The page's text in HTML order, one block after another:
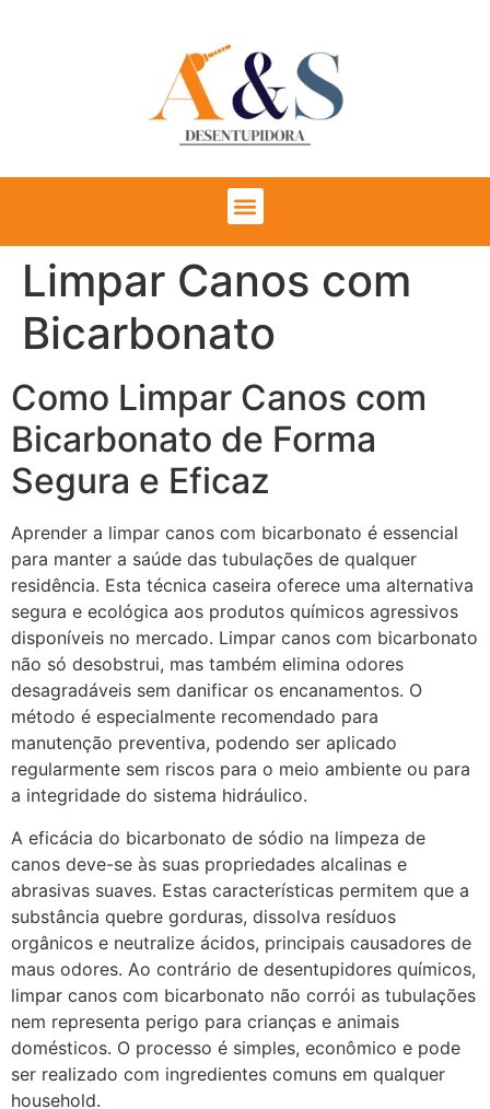
Limpar Canos com
Bicarbonato
Como Limpar Canos com
Bicarbonato de Forma
Segura e Eficaz
Aprender a limpar canos com bicarbonato é essencial
para manter a saúde das tubulações de qualquer
residência. Esta técnica caseira oferece uma alternativa
segura e ecológica aos produtos químicos agressivos
disponíveis no mercado. Limpar canos com bicarbonato
não só desobstrui, mas também elimina odores
desagradáveis sem danificar os encanamentos. O
método é especialmente recomendado para
manutenção preventiva, podendo ser aplicado
regularmente sem riscos para o meio ambiente ou para
a integridade do sistema hidráulico.
A eficácia do bicarbonato de sódio na limpeza de
canos deve-se às suas propriedades alcalinas e
abrasivas suaves. Estas características permitem que a
substância quebre gorduras, dissolva resíduos
orgânicos e neutralize ácidos, principais causadores de
maus odores. Ao contrário de desentupidores químicos,
limpar canos com bicarbonato não corrói as tubulações
nem representa perigo para crianças e animais
domésticos. O processo é simples, econômico e pode
ser realizado com ingredientes comuns em qualquer
household.